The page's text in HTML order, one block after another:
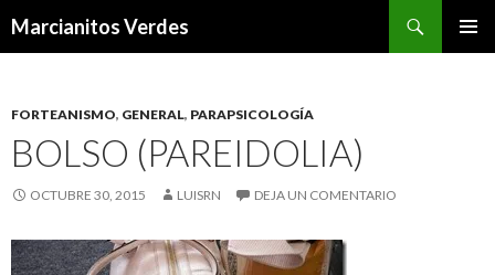
Marcianitos Verdes
FORTEANISMO, GENERAL, PARAPSICOLOGÍA
BOLSO (PAREIDOLIA)
OCTUBRE 30, 2015 LUISRN DEJA UN COMENTARIO